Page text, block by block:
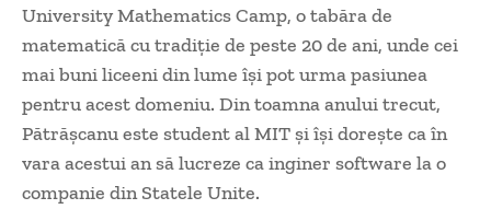
University Mathematics Camp, o tabăra de
matematică cu tradiţie de peste 20 de ani, unde cei
mai buni liceeni din lume îşi pot urma pasiunea
pentru acest domeniu. Din toamna anului trecut,
Pătrăşcanu este student al MIT şi îşi doreşte ca în
vara acestui an să lucreze ca inginer software la o
companie din Statele Unite.